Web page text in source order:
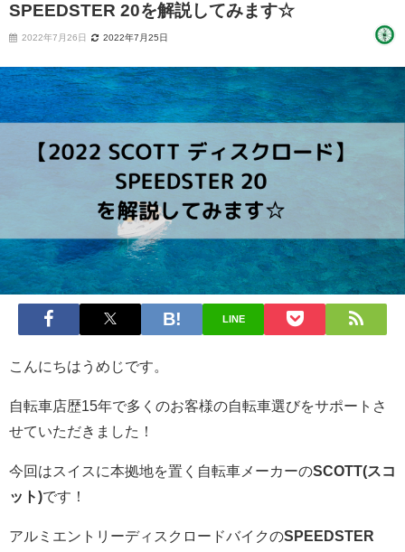
SPEEDSTER 20を解説してみます☆
2022年7月26日 2022年7月25日
LINE
こんにちはうめじです。
自転車店歴15年で多くのお客様の自転車選びをサポートさ
せていただきました！
今回はスイスに本拠地を置く自転車メーカーのSCOTT(スコ
ット)です！
アルミエントリーディスクロードバイクのSPEEDSTER